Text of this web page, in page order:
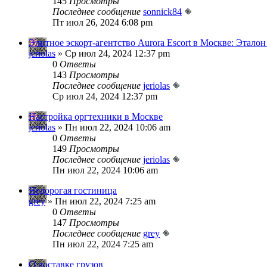
Последнее сообщение sonnick84
Пт июл 26, 2024 6:08 pm
Элитное эскорт-агентство Aurora Escort в Москве:
jeriolas » Ср июл 24, 2024 12:37 pm
0 Ответы
143 Просмотры
Последнее сообщение jeriolas
Ср июл 24, 2024 12:37 pm
Настройка оргтехники в Москве
jeriolas » Пн июл 22, 2024 10:06 am
0 Ответы
149 Просмотры
Последнее сообщение jeriolas
Пн июл 22, 2024 10:06 am
Недорогая гостиница
grey» Пн июл 22, 2024 7:25 am
0 Ответы
147 Просмотры
Последнее сообщение grey
Пн июл 22, 2024 7:25 am
О доставке грузов